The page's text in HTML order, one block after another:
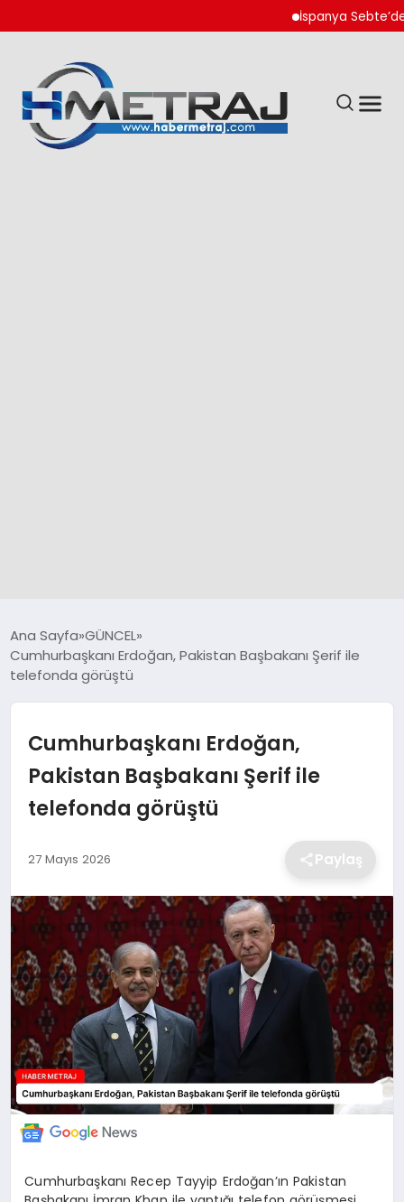
İspanya Sebte’de
SPOR
DÜNYA
SİYASET
MAGAZİN
TEKNOLOJİ
SAĞLIK
EĞİTİM
Ana Sayfa GÜNCEL
Cumhurbaşkanı Erdoğan, Pakistan Başbakanı Şerif ile
telefonda görüştü
Cumhurbaşkanı Erdoğan,
Pakistan Başbakanı Şerif ile
telefonda görüştü
27 Mayıs 2026 Paylaş
Cumhurbaşkanı Recep Tayyip Erdoğan’ın Pakistan